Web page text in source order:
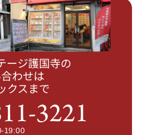
ージ護国寺の
わせは
クスまで